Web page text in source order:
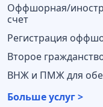
Оффшорная/
счет
Регистрация
Второе
ВНЖ и ПМЖ для
Больше услуг >